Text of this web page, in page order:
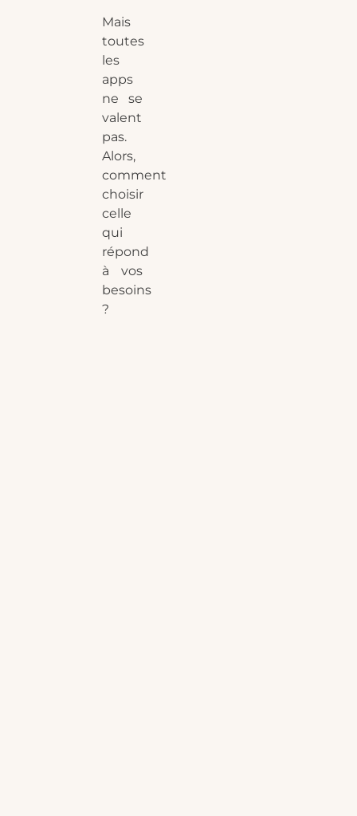
Mais
toutes
les
apps
ne se
valent
pas.
Alors,
comment
choisir
celle
qui
répond
à vos
besoins
?